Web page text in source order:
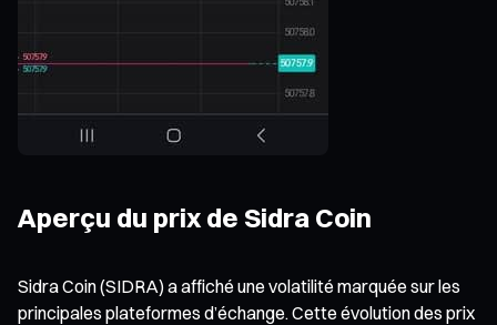
Aperçu du prix de Sidra Coin
Sidra Coin (SIDRA) a affiché une volatilité marquée sur les
principales plateformes d’échange. Cette évolution des prix